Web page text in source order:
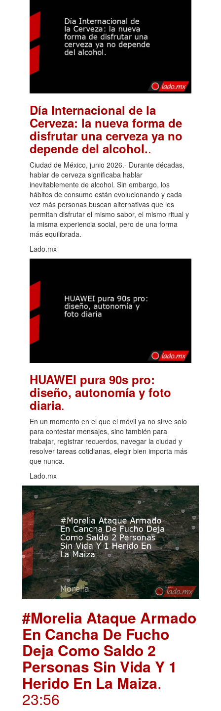
Día Internacional de la
Cerveza: la nueva forma de
disfrutar una cerveza ya no
depende del alcohol..
Ciudad de México, junio 2026.- Durante décadas,
hablar de cerveza significaba hablar
inevitablemente de alcohol. Sin embargo, los
hábitos de consumo están evolucionando y cada
vez más personas buscan alternativas que les
permitan disfrutar el mismo sabor, el mismo ritual y
la misma experiencia social, pero de una forma
más equilibrada.
Lado.mx
HUAWEI pura 90s pro:
diseño, autonomía y foto
diaria.
En un momento en el que el móvil ya no sirve solo
para contestar mensajes, sino también para
trabajar, registrar recuerdos, navegar la ciudad y
resolver tareas cotidianas, elegir bien importa más
que nunca.
Lado.mx
#Morelia Ataque Armado
En Cancha De Fucho
Deja Como Saldo 2
Personas Sin Vida Y 1
Herido En La Maiza.
23:56